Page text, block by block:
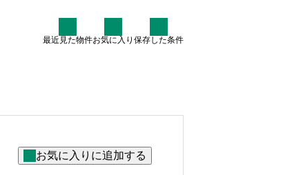
最近見た物件お気に入り 保存した条件
市・上郡町・佐用郡・太子町